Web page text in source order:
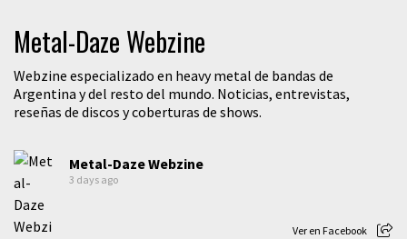
Metal-Daze Webzine
Webzine especializado en heavy metal de bandas de
Argentina y del resto del mundo. Noticias, entrevistas,
reseñas de discos y coberturas de shows.
Metal-Daze Webzine
3 days ago
Ver en Facebook